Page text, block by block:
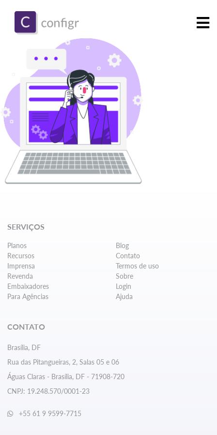
SERVIÇOS
Planos
Recursos
Imprensa
Revenda
Embaixadores
Para Agências
Blog
Contato
Termos de uso
Sobre
Login
Ajuda
CONTATO
Brasília, DF
Rua das Pitangueiras, 2, Salas 05 e 06
Águas Claras - Brasília, DF - 71908-720
CNPJ: 19.248.570/0001-23
+55 61 9 9599-7715